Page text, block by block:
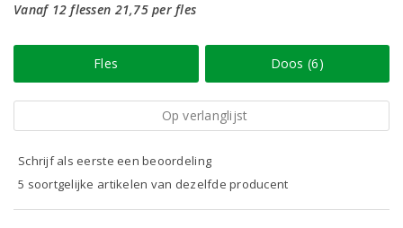
Vanaf 12 flessen 21,75 per fles
Fles Doos (6)
Op verlanglijst
Schrijf als eerste een beoordeling
5 soortgelijke artikelen van dezelfde producent